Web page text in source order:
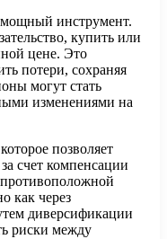
мощный инструмент.
купить или
цене. Это
потери, сохраняя
могут стать
изменениями на
позволяет
счет компенсации
как через
диверсификации
риски между